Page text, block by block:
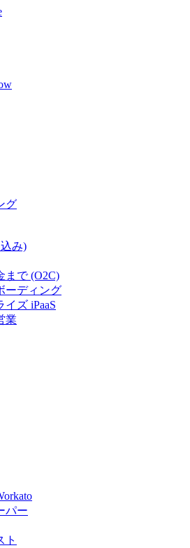
グ
み)
まで (O2C)
ーディング
ズ iPaaS
業
パー
ト